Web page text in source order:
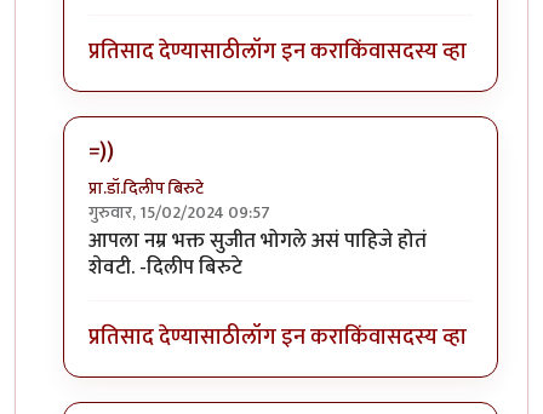
प्रतिसाद देण्यासाठीलॉग इन कराकिंवासदस्य व्हा
=))
प्रा.डॉ.दिलीप बिरुटे
गुरुवार, 15/02/2024 09:57
In reply toहा .... हा .... हा .... !byचौथा कोनाडा
आपला नम्र भक्त सुजीत भोगले असं पाहिजे होतं
शेवटी. -दिलीप बिरुटे
प्रतिसाद देण्यासाठीलॉग इन कराकिंवासदस्य व्हा